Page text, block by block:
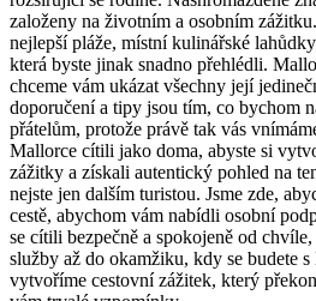
založeny na životním a osobním
nejlepší pláže, místní kulinářské
která byste jinak snadno přehlédli.
chceme vám ukázat všechny její
doporučení a tipy jsou tím, co bychom
přátelům, protože právě tak vás
Mallorce cítili jako doma, abyste si
zážitky a získali autentický pohled na
nejste jen dalším turistou. Jsme zde,
cestě, abychom vám nabídli osobní
se cítili bezpečně a spokojeně od
služby až do okamžiku, kdy se budete
vytvoříme cestovní zážitek, který